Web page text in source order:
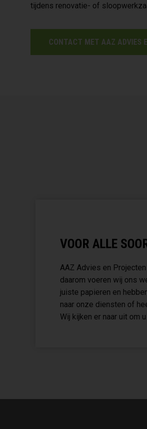
tijdens renovatie- of
CONTACT MET AAZ ADVIES
VOOR ALLE
AAZ Advies en
daarom voeren wij ons
juiste papieren en
naar onze diensten of
Wij kijken er naar uit om